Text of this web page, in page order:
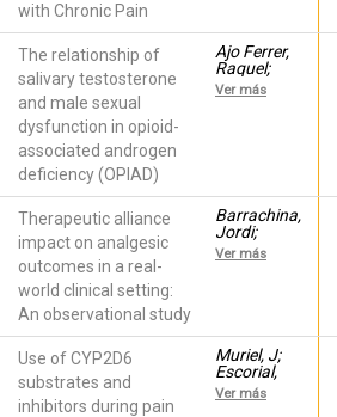
with Chronic Pain
Herrero,
María José;
Hervás,
David;
Sandoval,
The relationship of
salivary testosterone
and male sexual
dysfunction in opioid-
associated androgen
deficiency (OPIAD)
Ajo Ferrer,
Raquel;
Segura,
Ana; Mira,
Sánchez
Barbié,
Ángel;
Margarit,
Ver más
Therapeutic alliance
impact on analgesic
outcomes in a real-
world clinical setting:
An observational study
Barrachina,
Jordi;
Margarit,
César;
Thomas;
Ballester,
Pura;
Muriel,
Javier;
Ver más
Use of CYP2D6
substrates and
inhibitors during pain
Muriel, J;
Escorial,
Mónica;
Carratalá,
Ver más